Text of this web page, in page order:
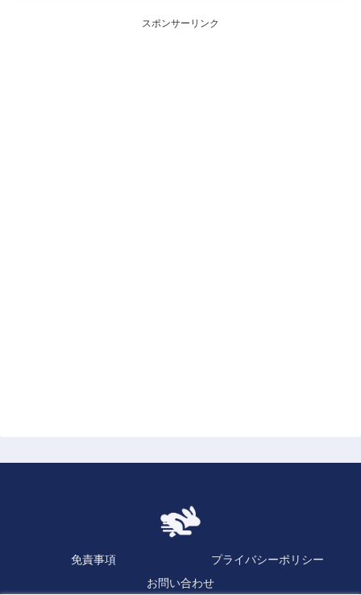
喚起・申込停止)など、空売り関
連情報を集計し、図解でわかり
喚起・申込停止)など、空売り関
連情報を集計し、図解でわかり
スポンサーリンク
免責事項
プライバシーポリシー
お問い合わせ